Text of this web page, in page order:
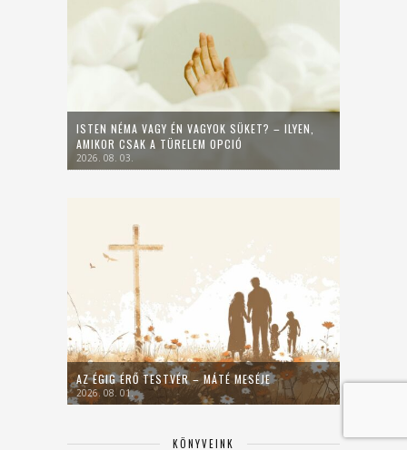
ISTEN NÉMA VAGY ÉN VAGYOK SÜKET? – ILYEN,
AMIKOR CSAK A TÜRELEM OPCIÓ
2026. 08. 03.
AZ ÉGIG ÉRŐ TESTVÉR – MÁTÉ MESÉJE
2026. 08. 01.
KÖNYVEINK